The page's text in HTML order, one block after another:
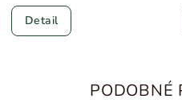
Detail
PODOBNÉ